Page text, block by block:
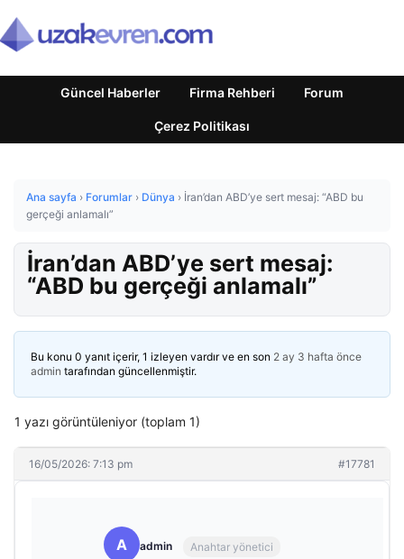
Güncel Haberler Firma Rehberi Forum
Çerez Politikası
Ana sayfa › Forumlar › Dünya › İran’dan ABD’ye sert mesaj: “ABD bu
gerçeği anlamalı”
İran’dan ABD’ye sert mesaj:
“ABD bu gerçeği anlamalı”
Bu konu 0 yanıt içerir, 1 izleyen vardır ve en son 2 ay 3 hafta önce
admin tarafından güncellenmiştir.
1 yazı görüntüleniyor (toplam 1)
16/05/2026: 7:13 pm #17781
A admin Anahtar yönetici